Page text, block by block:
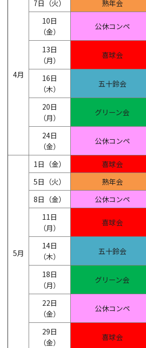
4月
7日（火） 熟年会
10日
（金）
公休コンペ
13日
（月）
喜球会
16日
（木）
五十鈴会
20日
（月）
グリーン会
24日
（金）
公休コンペ
5月
1日（金） 喜球会
5日（火）
熟年会
8日（金）
公休コンペ
11日
（月）
喜球会
14日
（木）
五十鈴会
18日
（月）
グリーン会
22日
（金）
公休コンペ
29日
（金）
喜球会